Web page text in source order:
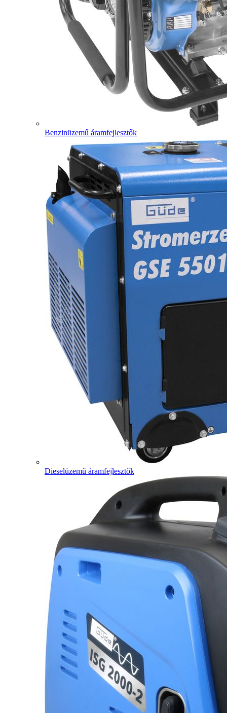
Benzinüzemű áramfejlesztők
Dieselüzemű áramfejlesztők